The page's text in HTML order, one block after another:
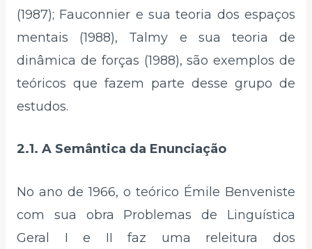
(1987); Fauconnier e sua teoria dos espaços
mentais (1988), Talmy e sua teoria de
dinâmica de forças (1988), são exemplos de
teóricos que fazem parte desse grupo de
estudos.
2.1. A Semântica da Enunciação
No ano de 1966, o teórico Émile Benveniste
com sua obra Problemas de Linguística
Geral I e II faz uma releitura dos